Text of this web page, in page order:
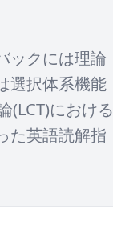
ックには理論
選択体系機能
(LCT)における
た英語読解指